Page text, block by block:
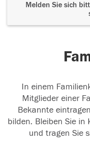
Melden Sie sich
In einem
Mitglieder einer
Bekannte
bilden. Bleiben Sie
und tragen Sie